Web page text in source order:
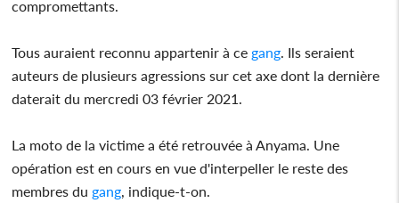
compromettants.
Tous auraient reconnu appartenir à ce gang. Ils seraient
auteurs de plusieurs agressions sur cet axe dont la dernière
daterait du mercredi 03 février 2021.
La moto de la victime a été retrouvée à Anyama. Une
opération est en cours en vue d'interpeller le reste des
membres du gang, indique-t-on.